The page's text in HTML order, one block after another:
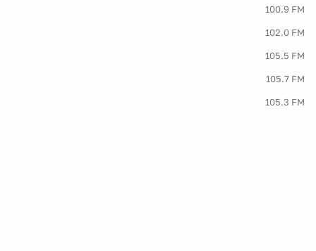
100.9 FM
102.0 FM
105.5 FM
105.7 FM
105.3 FM